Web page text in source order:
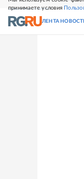
принимаете условия
СВЕЖИЙ НОМЕР
ЛЕНТА